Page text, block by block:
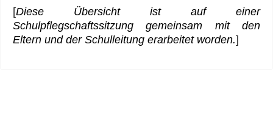
[Diese Übersicht ist auf einer
Schulpflegschaftssitzung gemeinsam mit den
Eltern und der Schulleitung erarbeitet worden.]